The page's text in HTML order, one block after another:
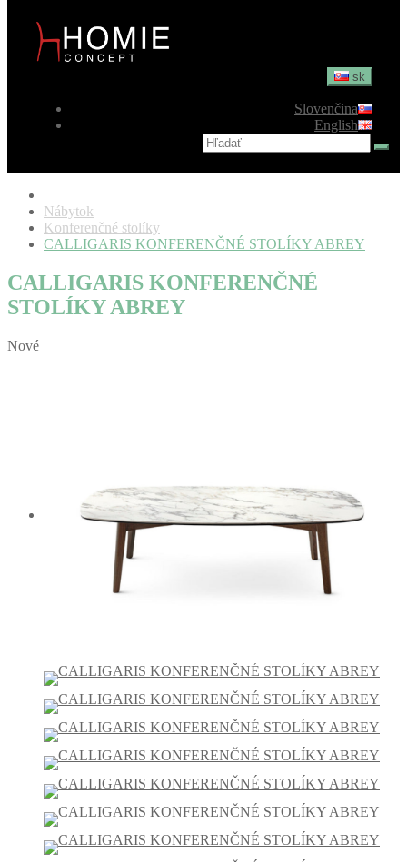
sk
Slovenčina
English
Nábytok
Konferenčné stolíky
CALLIGARIS KONFERENČNÉ STOLÍKY ABREY
CALLIGARIS KONFERENČNÉ
STOLÍKY ABREY
Nové